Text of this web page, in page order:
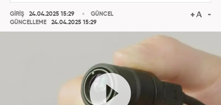
GİRİŞ
24.04.2025 15:29
GÜNCELLEME
24.04.2025 15:29
GÜNCEL